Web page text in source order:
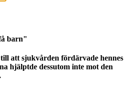
barn"
att sjukvården fördärvade hennes
hjälptde dessutom inte mot den